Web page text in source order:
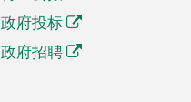
政府投标
政府招聘